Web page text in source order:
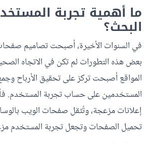
ما أهمية تجربة
البحث؟
في السنوات الأخيرة، أصبحت تصاميم
بعض هذه التطورات لم تكن في الاتجاه
المواقع أصبحت تركز على تحقيق الأرباح
المستخدمين على حساب تجربة
إعلانات مزعجة، وتُثقل صفحات الويب
تحميل الصفحات وتجعل تجربة المستخدم